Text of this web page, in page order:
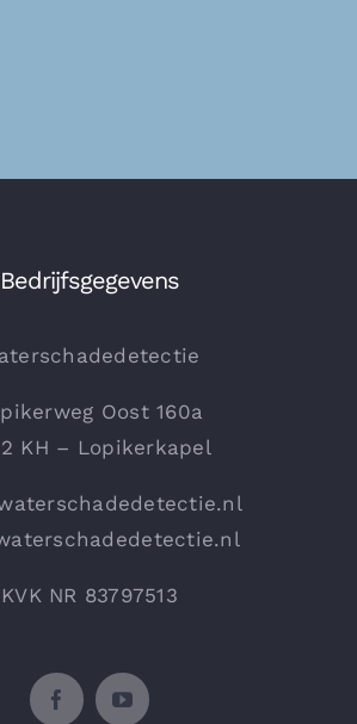
Bedrijfsgegevens
Oost 160a
KH – Lopikerkapel
KVK NR 83797513